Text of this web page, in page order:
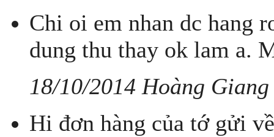
Chi oi em nhan dc hang
dung thu thay ok lam a.
18/10/2014 Hoàng Giang
Hi đơn hàng của tớ gửi